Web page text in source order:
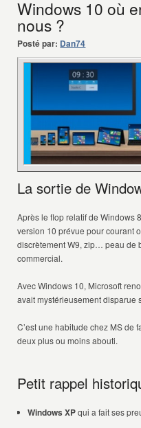
Windows 10 où
nous ?
Posté par: Dan74
La sortie de
Après le flop relatif de Windows
version 10 prévue pour courant
discrètement W9, zip… peau de
commercial.
Avec Windows 10, Microsoft
avait mystérieusement disparue
C’est une habitude chez MS de
deux plus ou moins abouti.
Petit rappel
Windows XPqui a fait ses